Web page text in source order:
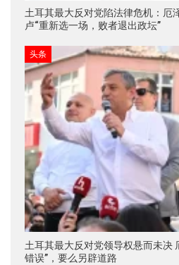
土耳其最大反对党陷法律危机：厄
卢“重新选一场，败者退出政坛”
头条
土耳其最大反对党领导权悬而未决
错误”，要么另辟道路